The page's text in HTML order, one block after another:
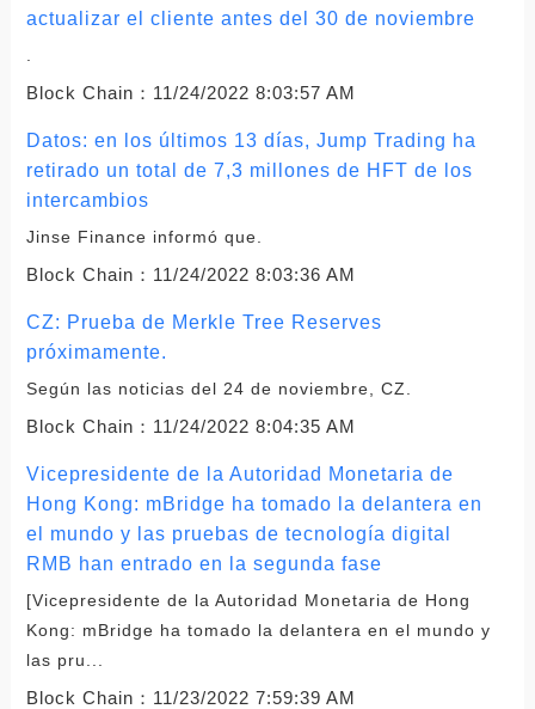
actualizar el cliente antes del 30 de noviembre
Block Chain： 11/24/2022 8:03:57 AM
Datos: en los últimos 13 días, Jump Trading ha
retirado un total de 7,3 millones de HFT de los
intercambios
Jinse Finance informó que.
Block Chain： 11/24/2022 8:03:36 AM
CZ: Prueba de Merkle Tree Reserves
próximamente.
Según las noticias del 24 de noviembre, CZ.
Block Chain： 11/24/2022 8:04:35 AM
Vicepresidente de la Autoridad Monetaria de
Hong Kong: mBridge ha tomado la delantera en
el mundo y las pruebas de tecnología digital
RMB han entrado en la segunda fase
[Vicepresidente de la Autoridad Monetaria de Hong
Kong: mBridge ha tomado la delantera en el mundo y
las pru...
Block Chain： 11/23/2022 7:59:39 AM